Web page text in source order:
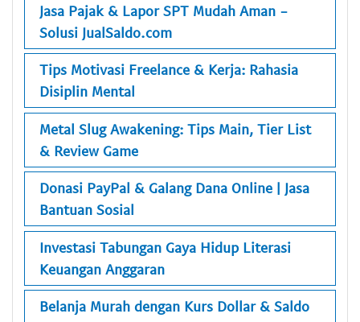
Jasa Pajak & Lapor SPT Mudah Aman -
Solusi JualSaldo.com
Tips Motivasi Freelance & Kerja: Rahasia
Disiplin Mental
Metal Slug Awakening: Tips Main, Tier List
& Review Game
Donasi PayPal & Galang Dana Online | Jasa
Bantuan Sosial
Investasi Tabungan Gaya Hidup Literasi
Keuangan Anggaran
Belanja Murah dengan Kurs Dollar & Saldo